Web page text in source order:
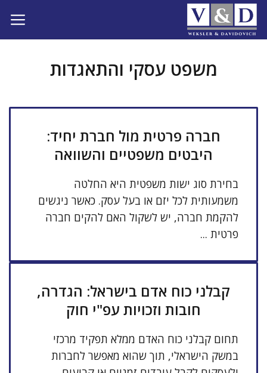
לדלג
לתוכן
משפט עסקי והתאגדות
חברה פרטית מול חברת יחיד:
היבטים משפטיים והשוואה
בחירת סוג ישות משפטית היא החלטה
משמעותית לכל יזם או בעל עסק. כאשר ניגשים
להקמת חברה, יש לשקול האם להקים חברה
פרטית ...
קבלני כוח אדם בישראל: הגדרה,
חובות וזכויות עפ"י חוק
תחום קבלני כוח האדם ממלא תפקיד מרכזי
במשק הישראלי, תוך שהוא מאפשר לחברות